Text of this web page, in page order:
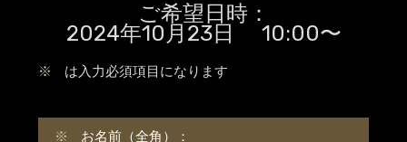
ご希望日時：
2024年10月23日 10:00〜
※ は入力必須項目になります
※ お名前（全角）：